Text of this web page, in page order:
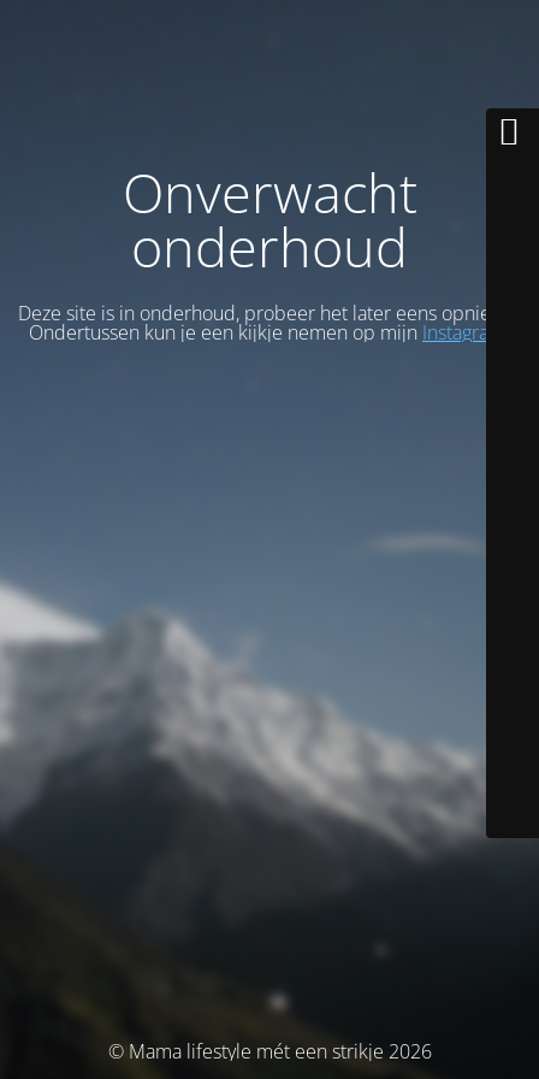
Onverwacht
onderhoud
Deze site is in onderhoud, probeer het later eens opnieuw.
Ondertussen kun je een kijkje nemen op mijn Instagram
© Mama lifestyle mét een strikje 2026